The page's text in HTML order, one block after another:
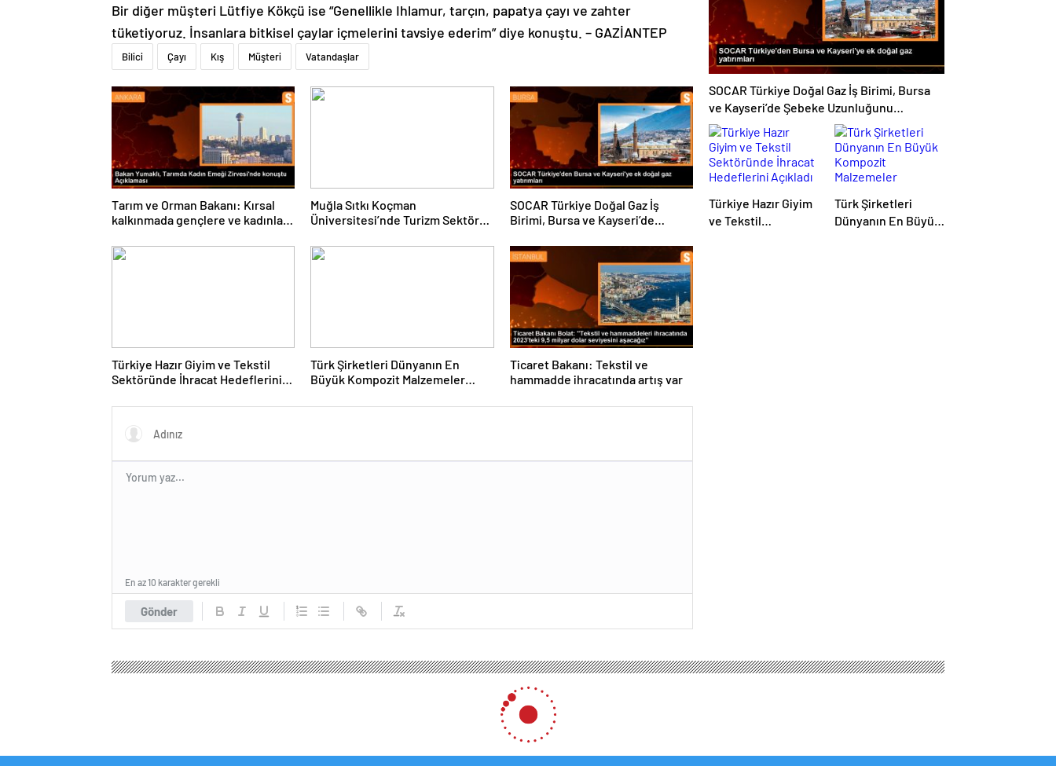
Bir diğer müşteri Lütfiye Kökçü ise “Genellikle Ihlamur, tarçın, papatya çayı ve zahter
tüketiyoruz. İnsanlara bitkisel çaylar içmelerini tavsiye ederim” diye konuştu. – GAZİANTEP
Bilici Çayı Kış Müşteri Vatandaşlar
Tarım ve Orman Bakanı: Kırsal
kalkınmada gençlere ve kadınlara
Muğla Sıtkı Koçman
Üniversitesi’nde Turizm Sektörü
SOCAR Türkiye Doğal Gaz İş
Birimi, Bursa ve Kayseri’de
Türkiye Hazır Giyim ve Tekstil
Sektöründe İhracat Hedeflerini
Türk Şirketleri Dünyanın En
Büyük Kompozit Malzemeler
Ticaret Bakanı: Tekstil ve
hammadde ihracatında artış var
Gönder
En az 10 karakter gerekli
SOCAR Türkiye Doğal Gaz İş Birimi, Bursa
ve Kayseri’de Şebeke Uzunluğunu
Artıracak
Türkiye Hazır Giyim
ve Tekstil
Türk Şirketleri
Dünyanın En Büyük
Küresel piyasalar karışık seyrediyor